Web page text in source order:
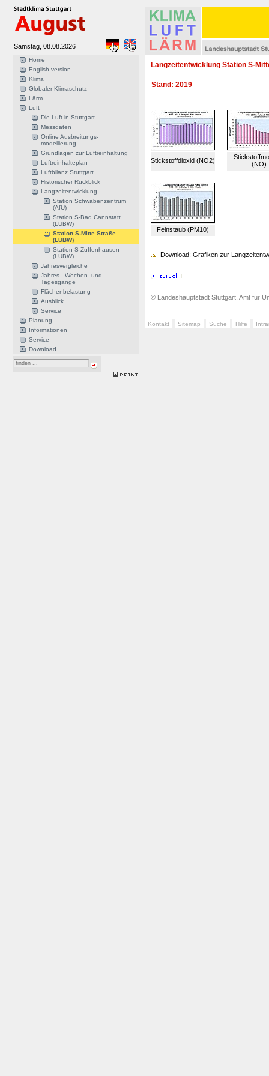
Samstag, 08.08.2026
Home
English version
Klima
Globaler Klimaschutz
Lärm
Luft
Die Luft in Stuttgart
Messdaten
Online Ausbreitungs-
modellierung
Grundlagen zur Luftreinhaltung
Luftreinhalteplan
Luftbilanz Stuttgart
Historischer Rückblick
Langzeitentwicklung
Station Schwabenzentrum
(AfU)
Station S-Bad Cannstatt
(LUBW)
Station S-Mitte Straße
(LUBW)
Station S-Zuffenhausen
(LUBW)
Jahresvergleiche
Jahres-, Wochen- und
Tagesgänge
Flächenbelastung
Ausblick
Service
Planung
Informationen
Service
Download
Langzeitentwicklung Station S-
Stand: 2019
Stickstoffdioxid (NO2)
(NO)
Feinstaub (PM10)
Download: Grafiken zur
© Landeshauptstadt Stuttgart, Amt für
Kontakt Sitemap Suche Hilfe